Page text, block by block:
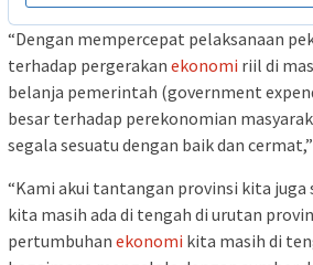
“Dengan mempercepat pelaksanaan
terhadap pergerakan ekonomi riil di
belanja pemerintah (government
besar terhadap perekonomian
segala sesuatu dengan baik dan
“Kami akui tantangan provinsi kita
kita masih ada di tengah di urutan
pertumbuhan ekonomi kita masih di